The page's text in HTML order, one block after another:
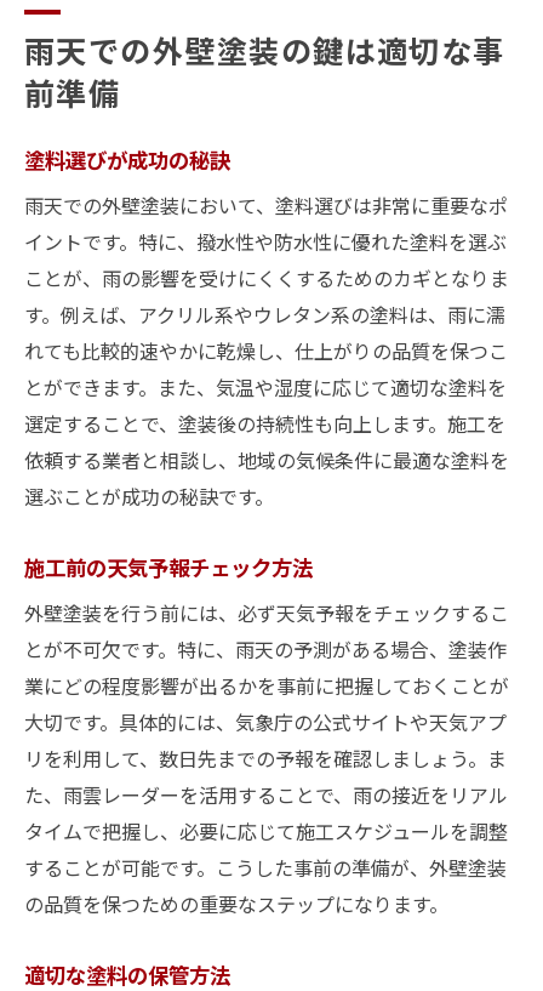
プロが教える雨の日に外壁塗装を進める理由
湿度と乾燥の関係性の理解
品質を保つためのプロの技術
専用機材による迅速な作業
トラブルを未然に防ぐ計画力
経験に基づく柔軟な対応策
悪天候が外壁塗装に与える影響とその克服法
湿気が塗装に与える影響
雨による施工遅延の対策
風による塗料飛散の防止策
気温変化への適応方法
悪天候時の保護措置
外壁塗装の成功は天気予報の活用にあり
信頼性の高い天気予報の選び方
予報に基づく施工スケジュール作成
長期予報を活用した事前準備
天気アプリを使ったリアルタイムチェック
天候変化に応じた柔軟な対応策
予報の精度を高める情報収集法
雨天時の外壁塗装で注意すべきポイント
施工前の現場環境確認
雨天での外壁塗装の鍵は適切な事
前準備
塗料選びが成功の秘訣
雨天での外壁塗装において、塗料選びは非常に重要なポ
イントです。特に、撥水性や防水性に優れた塗料を選ぶ
ことが、雨の影響を受けにくくするためのカギとなりま
す。例えば、アクリル系やウレタン系の塗料は、雨に濡
れても比較的速やかに乾燥し、仕上がりの品質を保つこ
とができます。また、気温や湿度に応じて適切な塗料を
選定することで、塗装後の持続性も向上します。施工を
依頼する業者と相談し、地域の気候条件に最適な塗料を
選ぶことが成功の秘訣です。
施工前の天気予報チェック方法
外壁塗装を行う前には、必ず天気予報をチェックするこ
とが不可欠です。特に、雨天の予測がある場合、塗装作
業にどの程度影響が出るかを事前に把握しておくことが
大切です。具体的には、気象庁の公式サイトや天気アプ
リを利用して、数日先までの予報を確認しましょう。ま
た、雨雲レーダーを活用することで、雨の接近をリアル
タイムで把握し、必要に応じて施工スケジュールを調整
することが可能です。こうした事前の準備が、外壁塗装
の品質を保つための重要なステップになります。
適切な塗料の保管方法